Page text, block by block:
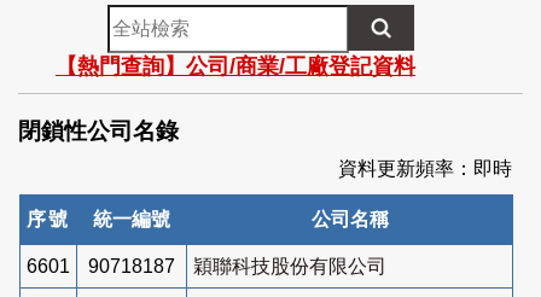
全
站
檢
索
【熱門查詢】公司/商業/工廠登記資料
閉鎖性公司名錄
資料更新頻率：即時
序號 統一編號 公司名稱
6601 90718187 穎聯科技股份有限公司